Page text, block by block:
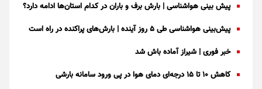
پیش بینی هواشناسی | بارش برف و باران در کدام استان‌ها ادامه دارد؟
پیش‌بینی هواشناسی طی ۵ روز آینده | بارش‌های پراکنده در راه است
خبر فوری | شیراز آماده باش شد
کاهش ۱۰ تا ۱۵ درجه‌ای دمای هوا در پی ورود سامانه بارشی